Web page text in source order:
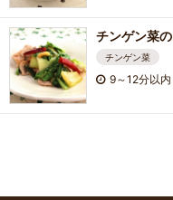
チンゲン菜
チンゲン菜
9～12分以内